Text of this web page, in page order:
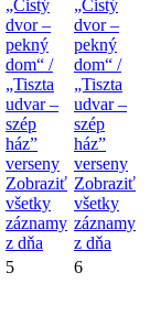
„Čistý
dvor –
pekný
dom“ /
„Tiszta
udvar –
szép
ház”
verseny
Zobraziť
všetky
záznamy
z dňa
„Čistý
dvor –
pekný
dom“ /
„Tiszta
udvar –
szép
ház”
verseny
Zobraziť
všetky
záznamy
z dňa
5 6